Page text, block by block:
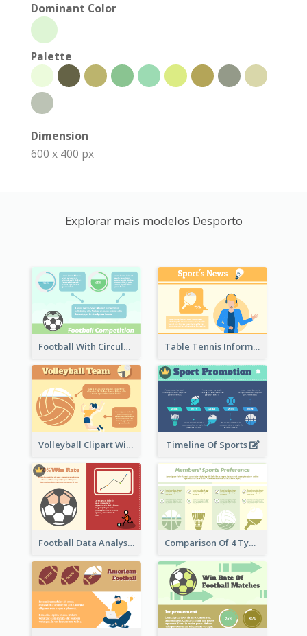
Dominant Color
Palette
Dimension
600 x 400 px
Explorar mais modelos Desporto
Football With Circular Chart Table Tennis Informative Clipart
Volleyball Clipart With Details Timeline Of Sports
Football Data Analysis Comparison Of 4 Types of Sports